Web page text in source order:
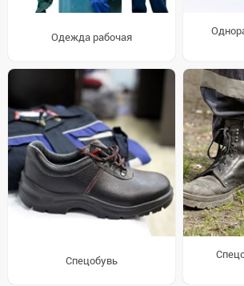
Одежда рабочая
Спецобувь